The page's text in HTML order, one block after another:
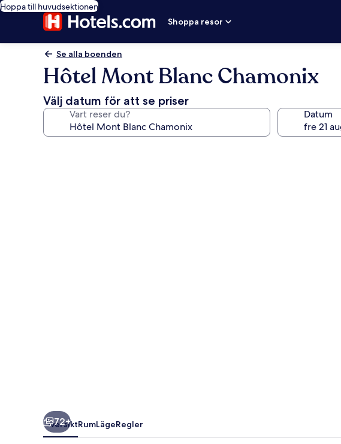
Hoppa till huvudsektionen
Shoppa resor
Se alla boenden
Hôtel Mont Blanc Chamonix
Välj datum för att se priser
Vart reser du? Datum
72+
ÖversiktRumLägeRegler